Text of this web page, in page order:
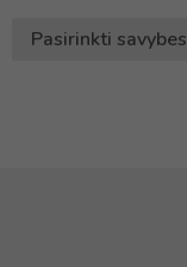
Pasirinkti savybes